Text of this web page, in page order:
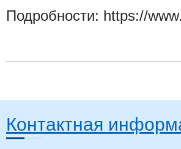
Подробности: https://
Контактная